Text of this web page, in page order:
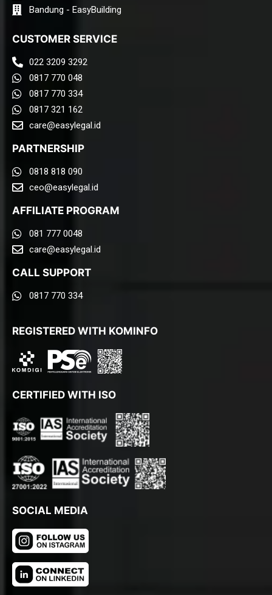
Bandung - EasyBuilding
CUSTOMER SERVICE
022 3209 3292
0817 770 048
0817 770 334
0817 321 162
care@easylegal.id​
PARTNERSHIP
0818 818 090
ceo@easylegal.id
AFFILIATE PROGRAM
081 777 0048
care@easylegal.id​
CALL SUPPORT
0817 770 334
REGISTERED WITH KOMINFO
CERTIFIED WITH ISO
SOCIAL MEDIA